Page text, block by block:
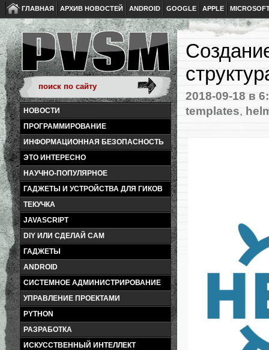
ГЛАВНАЯ АРХИВ НОВОСТЕЙ ANDROID GOOGLE APPLE
НОВОСТИ
ПРОГРАММИРОВАНИЕ
ИНФОРМАЦИОННАЯ БЕЗОПАСНОСТЬ
ЭТО ИНТЕРЕСНО
НАУЧНО-ПОПУЛЯРНОЕ
ГАДЖЕТЫ И УСТРОЙСТВА ДЛЯ ГИКОВ
ТЕКУЧКА
JAVASCRIPT
DIY ИЛИ СДЕЛАЙ САМ
ГАДЖЕТЫ
ANDROID
СИСТЕМНОЕ АДМИНИСТРИРОВАНИЕ
УПРАВЛЕНИЕ ПРОЕКТАМИ
PYTHON
РАЗРАБОТКА
ИСКУССТВЕННЫЙ ИНТЕЛЛЕКТ
2018-09-18 в
templates,